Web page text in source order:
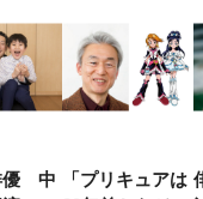
優 中
「プリキュアは